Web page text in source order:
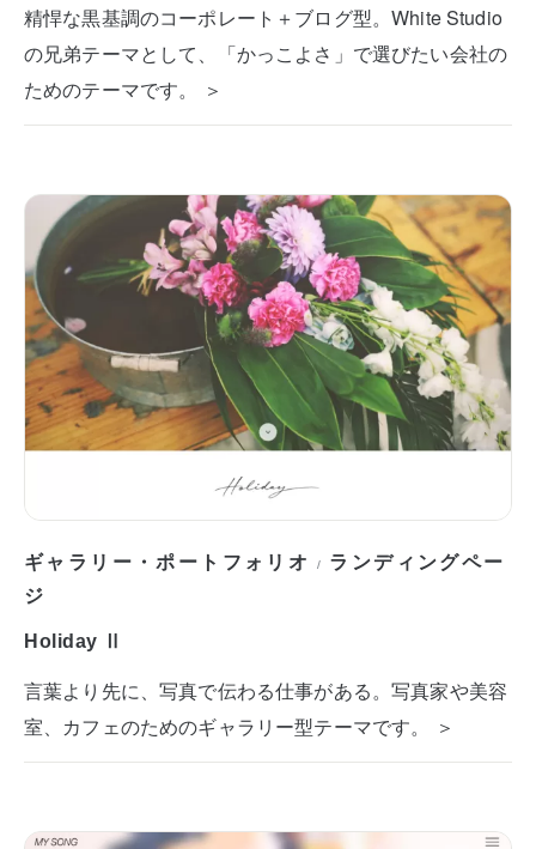
精悍な黒基調のコーポレート＋ブログ型。White Studio
の兄弟テーマとして、「かっこよさ」で選びたい会社の
ためのテーマです。 ＞
ギャラリー・ポートフォリオ / ランディングペー
ジ
Holiday Ⅱ
言葉より先に、写真で伝わる仕事がある。写真家や美容
室、カフェのためのギャラリー型テーマです。 ＞